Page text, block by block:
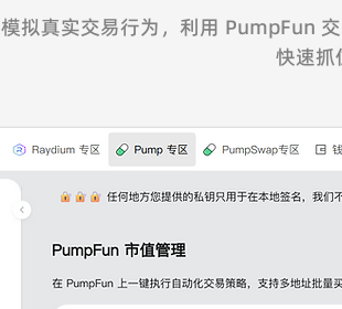
模拟真实交易行为，利用 PumpFun
快速抓